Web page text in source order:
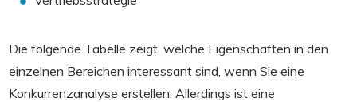
Die folgende Tabelle zeigt, welche Eigenschaften in den
einzelnen Bereichen interessant sind, wenn Sie eine
Konkurrenzanalyse erstellen. Allerdings ist eine